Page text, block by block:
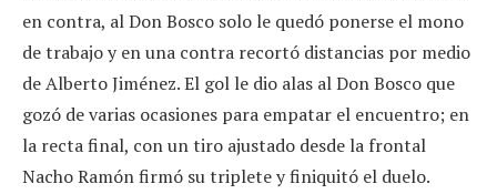
en contra, al Don Bosco solo le quedó ponerse el mono
de trabajo y en una contra recortó distancias por medio
de Alberto Jiménez. El gol le dio alas al Don Bosco que
gozó de varias ocasiones para empatar el encuentro; en
la recta final, con un tiro ajustado desde la frontal
Nacho Ramón firmó su triplete y finiquitó el duelo.